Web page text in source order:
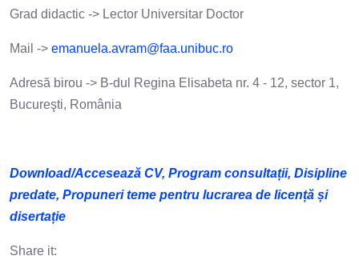
Grad didactic -> Lector Universitar Doctor
Mail -> emanuela.avram@faa.unibuc.ro
Adresă birou -> B-dul Regina Elisabeta nr. 4 - 12, sector 1,
Bucureşti, România
Download/Accesează CV, Program consultații, Disipline
predate, Propuneri teme pentru lucrarea de licență și
disertație
Share it: